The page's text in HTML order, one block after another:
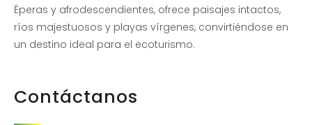
Éperas y afrodescendientes, ofrece paisajes intactos,
ríos majestuosos y playas vírgenes, convirtiéndose en
un destino ideal para el ecoturismo.
Contáctanos